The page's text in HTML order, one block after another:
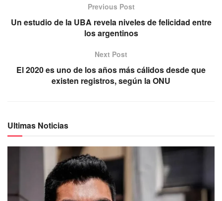
Previous Post
Un estudio de la UBA revela niveles de felicidad entre
los argentinos
Next Post
El 2020 es uno de los años más cálidos desde que
existen registros, según la ONU
Ultimas Noticias